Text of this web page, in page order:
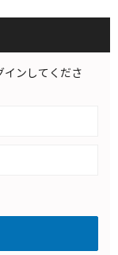
インしてくださ